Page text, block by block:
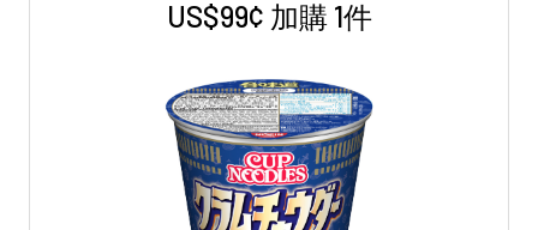
US$99¢ 加購 1件